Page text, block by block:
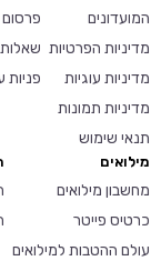
המועדונים
מדיניות הפרטיות
מדיניות עוגיות
מדיניות תמונות
תנאי שימוש
פניות
מילואים
מחשבון מילואים
כרטיס פייטר
עולם ההטבות למילואים